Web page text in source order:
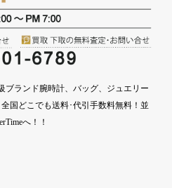
ブランド腕時計、バッグ、ジュエリー
国どこでも送料･代引手数料無料！並
へ！！